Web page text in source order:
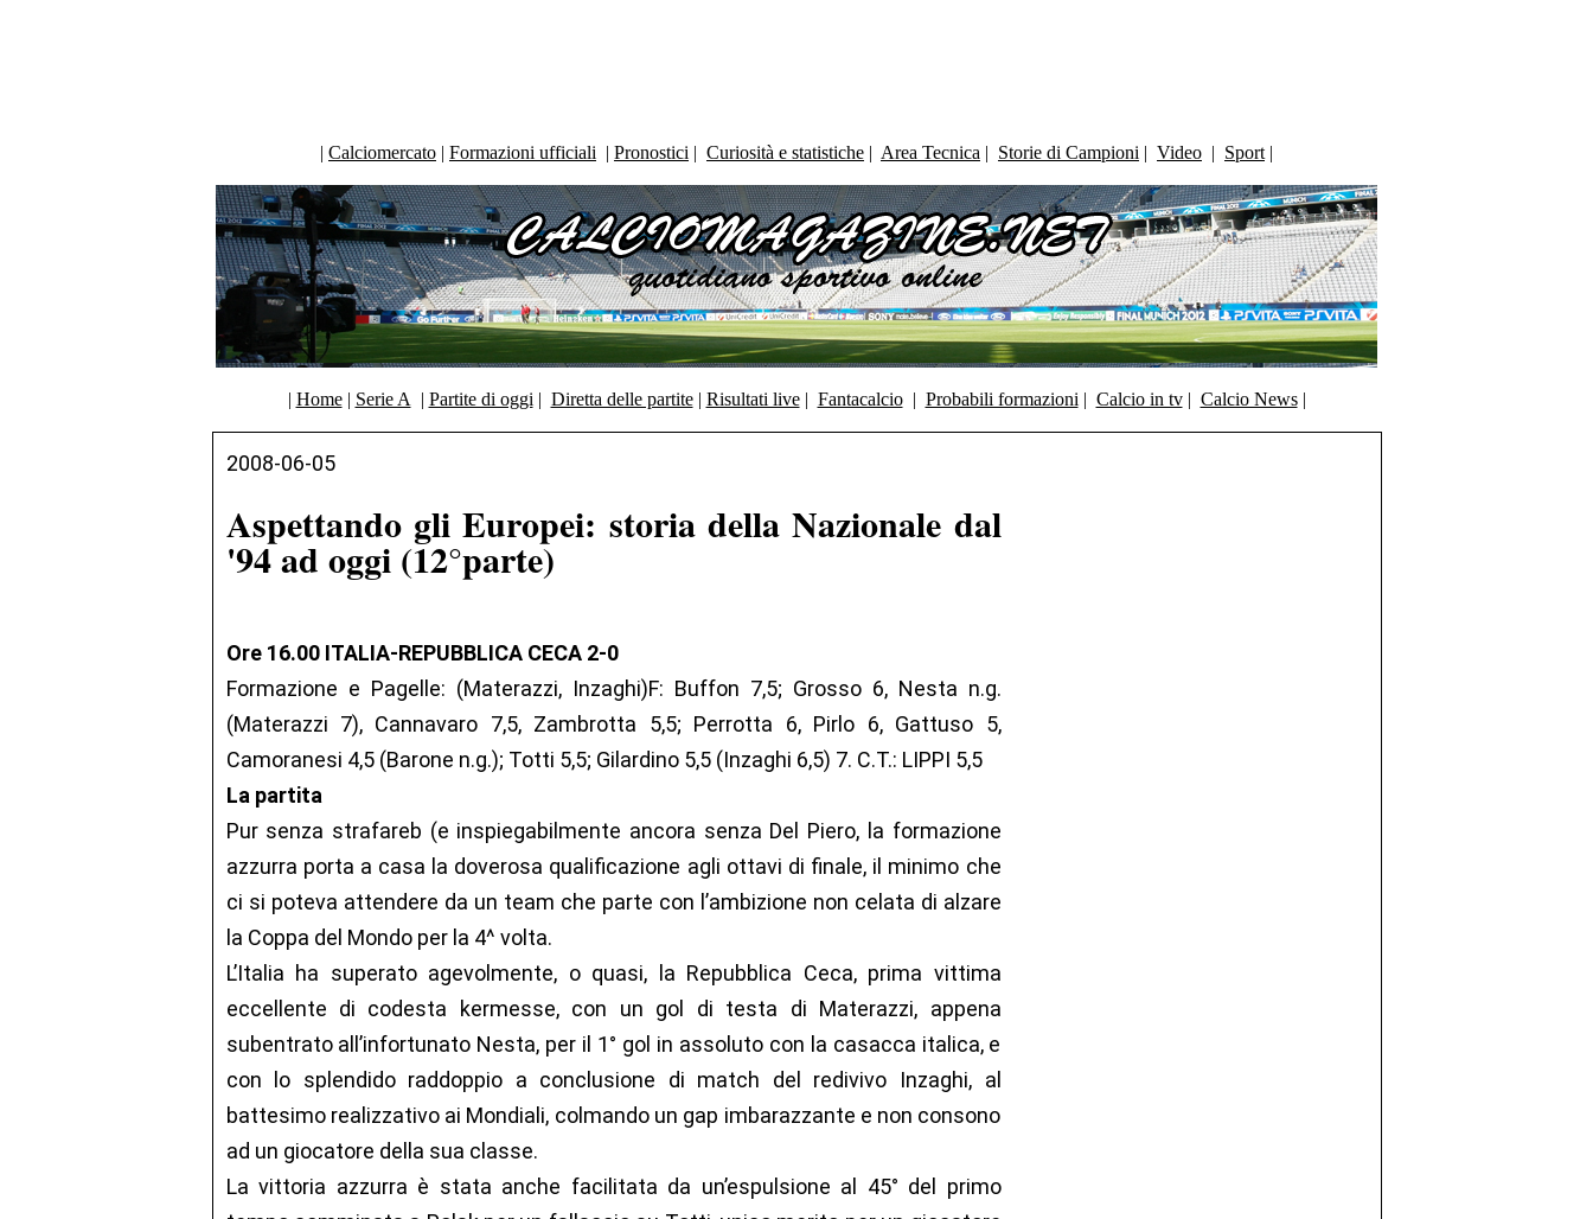
| Calciomercato | Formazioni ufficiali | Pronostici | Curiosità e statistiche | Area Tecnica | Storie di Campioni | Video | Sport |
| Home| Serie A | Partite di oggi | Diretta delle partite| Risultati live| Fantacalcio| Probabili formazioni | Calcio in tv| Calcio News|
2008-06-05
Aspettando gli Europei: storia della Nazionale dal
'94 ad oggi (12°parte)
Ore 16.00 ITALIA-REPUBBLICA CECA 2-0
Formazione e Pagelle: (Materazzi, Inzaghi)F: Buffon 7,5; Grosso 6, Nesta n.g.
(Materazzi 7), Cannavaro 7,5, Zambrotta 5,5; Perrotta 6, Pirlo 6, Gattuso 5,
Camoranesi 4,5 (Barone n.g.); Totti 5,5; Gilardino 5,5 (Inzaghi 6,5) 7. C.T.: LIPPI 5,5
La partita
Pur senza strafareb (e inspiegabilmente ancora senza Del Piero, la formazione
azzurra porta a casa la doverosa qualificazione agli ottavi di finale, il minimo che
ci si poteva attendere da un team che parte con l’ambizione non celata di alzare
la Coppa del Mondo per la 4^ volta.
L’Italia ha superato agevolmente, o quasi, la Repubblica Ceca, prima vittima
eccellente di codesta kermesse, con un gol di testa di Materazzi, appena
subentrato all’infortunato Nesta, per il 1° gol in assoluto con la casacca italica, e
con lo splendido raddoppio a conclusione di match del redivivo Inzaghi, al
battesimo realizzativo ai Mondiali, colmando un gap imbarazzante e non consono
ad un giocatore della sua classe.
La vittoria azzurra è stata anche facilitata da un’espulsione al 45° del primo